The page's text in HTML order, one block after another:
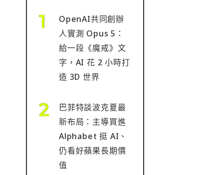
OpenAI共同創辦
人實測 Opus 5：
給一段《魔戒》文
字，AI 花 2 小時打
造 3D 世界
巴菲特談波克夏最
新布局：主導買進
Alphabet 挺 AI、
仍看好蘋果長期價
值